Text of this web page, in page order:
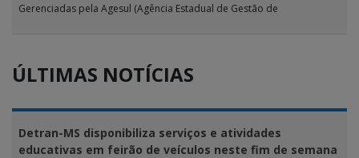
Gerenciadas pela Agesul (Agência Estadual de Gestão de
ÚLTIMAS NOTÍCIAS
Detran-MS disponibiliza serviços e atividades
educativas em feirão de veículos neste fim de semana